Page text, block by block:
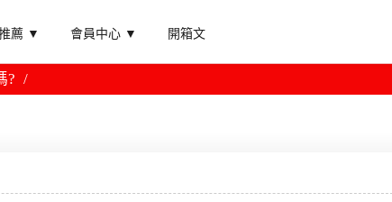
薦 ▼ 會員中心 ▼ 開箱文
?